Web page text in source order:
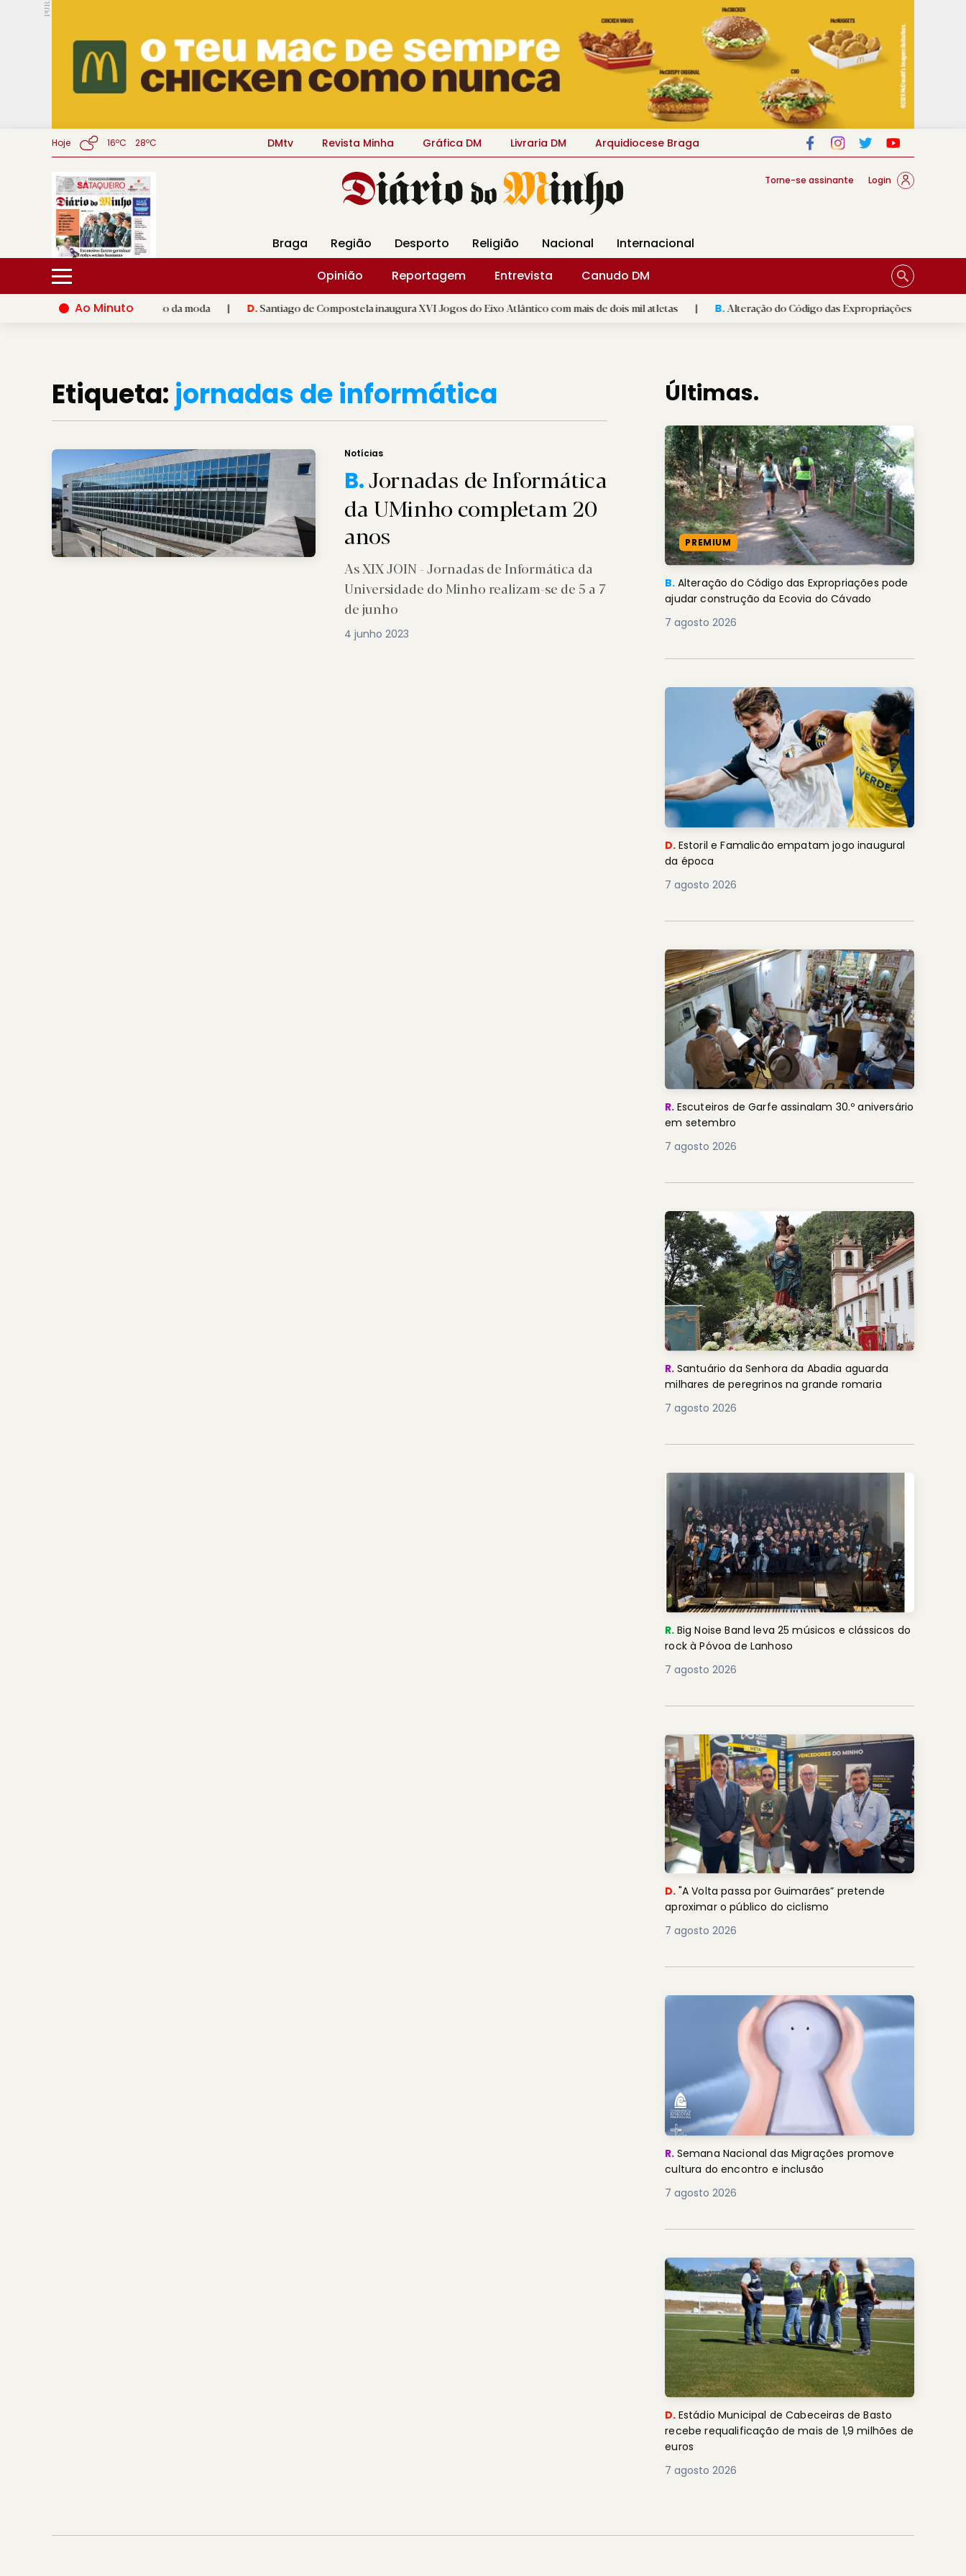
PUB.
Hoje 16ºC 28ºC DMtv Revista Minha Gráfica DM Livraria DM Arquidiocese Braga
Torne-se assinante Login
Braga Região Desporto Religião Nacional
Internacional
Opinião
Reportagem Entrevista
Canudo DM
Ao Minuto
inovação do mundo da moda | D.Santiago de Compostela inaugura XVI Jogos do Eixo Atlântico com mais de dois mil atletas | B.Alteração do Código das Expropriações pode ajudar construção
Etiqueta: jornadas de informática
Notícias
B.Jornadas de Informática
da UMinho completam 20
anos
As XIX JOIN - Jornadas de Informática da
Universidade do Minho realizam-se de 5 a 7
de junho
4 junho 2023
Últimas.
PREMIUM
B. Alteração do Código das Expropriações pode
ajudar construção da Ecovia do Cávado
7 agosto 2026
D. Estoril e Famalicão empatam jogo inaugural
da época
7 agosto 2026
R. Escuteiros de Garfe assinalam 30.º aniversário
em setembro
7 agosto 2026
R. Santuário da Senhora da Abadia aguarda
milhares de peregrinos na grande romaria
7 agosto 2026
R. Big Noise Band leva 25 músicos e clássicos do
rock à Póvoa de Lanhoso
7 agosto 2026
D. "A Volta passa por Guimarães” pretende
aproximar o público do ciclismo
7 agosto 2026
R. Semana Nacional das Migrações promove
cultura do encontro e inclusão
7 agosto 2026
D. Estádio Municipal de Cabeceiras de Basto
recebe requalificação de mais de 1,9 milhões de
euros
7 agosto 2026